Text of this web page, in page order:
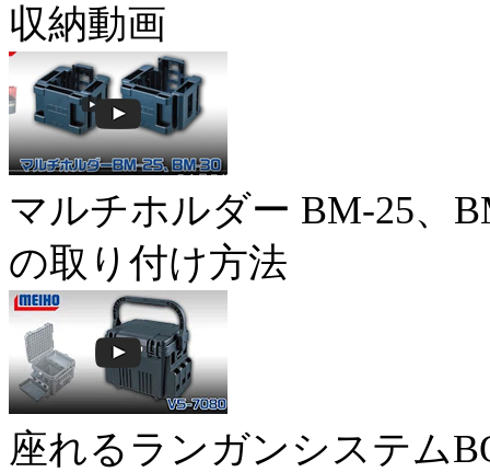
収納動画
マルチホルダー BM-25、
の取り付け方法
座れるランガンシステム